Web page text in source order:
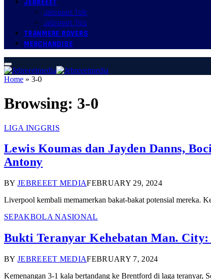
JEBREEET
Jebreeet Talk
Jebreeet Tips
TRANMERE ROVERS
MERCHANDISE
Home » 3-0
Browsing: 3-0
LIGA INGGRIS
Lewis Koumas dan Jayden Danns,
Antony
BY JEBREEET MEDIAFEBRUARY 29, 2024
Liverpool kembali memamerkan bakat-bakat potensial mereka.
SEPAKBOLA NASIONAL
Bukti Teranyar Kehebatan Man.
BY JEBREEET MEDIAFEBRUARY 7, 2024
Kemenangan 3-1 kala bertandang ke Brentford di laga teranyar,